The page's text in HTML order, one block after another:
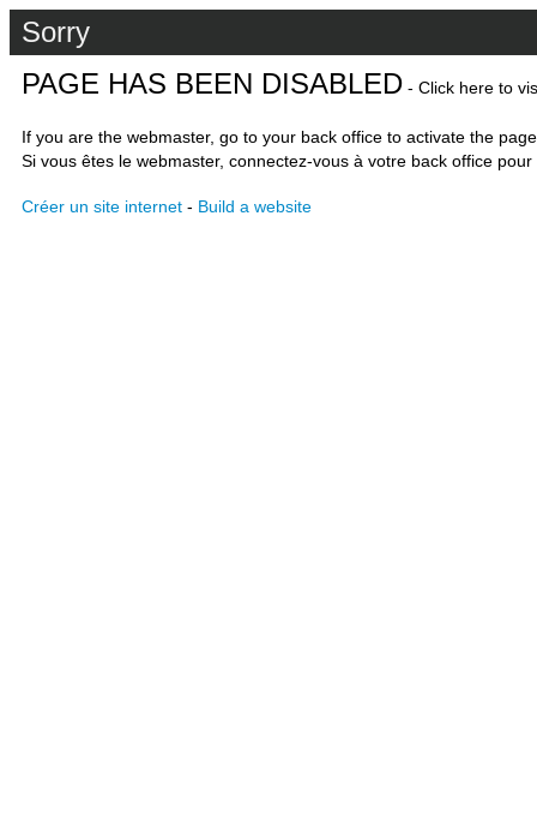
Sorry
PAGE HAS BEEN DISABLED - Click here to
If you are the webmaster, go to your back office to activate the
Si vous êtes le webmaster, connectez-vous à votre back office
Créer un site internet - Build a website